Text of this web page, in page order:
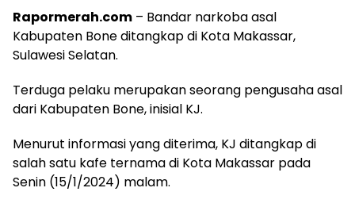
Rapormerah.com – Bandar narkoba asal
Kabupaten Bone ditangkap di Kota Makassar,
Sulawesi Selatan.
Terduga pelaku merupakan seorang pengusaha asal
dari Kabupaten Bone, inisial KJ.
Menurut informasi yang diterima, KJ ditangkap di
salah satu kafe ternama di Kota Makassar pada
Senin (15/1/2024) malam.